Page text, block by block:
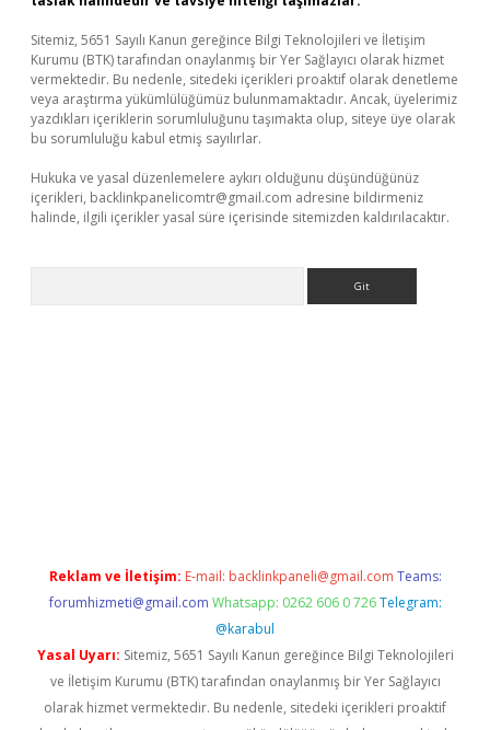
Sitemiz, 5651 Sayılı Kanun gereğince Bilgi Teknolojileri ve İletişim
Kurumu (BTK) tarafından onaylanmış bir Yer Sağlayıcı olarak hizmet
vermektedir. Bu nedenle, sitedeki içerikleri proaktif olarak denetleme
veya araştırma yükümlülüğümüz bulunmamaktadır. Ancak, üyelerimiz
yazdıkları içeriklerin sorumluluğunu taşımakta olup, siteye üye olarak
bu sorumluluğu kabul etmiş sayılırlar.
Hukuka ve yasal düzenlemelere aykırı olduğunu düşündüğünüz
içerikleri, backlinkpanelicomtr@gmail.com adresine bildirmeniz
halinde, ilgili içerikler yasal süre içerisinde sitemizden kaldırılacaktır.
Reklam ve İletişim: E-mail: backlinkpaneli@gmail.com Teams:
forumhizmeti@gmail.com Whatsapp: 0262 606 0 726 Telegram:
@karabul
Yasal Uyarı: Sitemiz, 5651 Sayılı Kanun gereğince Bilgi Teknolojileri
ve İletişim Kurumu (BTK) tarafından onaylanmış bir Yer Sağlayıcı
olarak hizmet vermektedir. Bu nedenle, sitedeki içerikleri proaktif